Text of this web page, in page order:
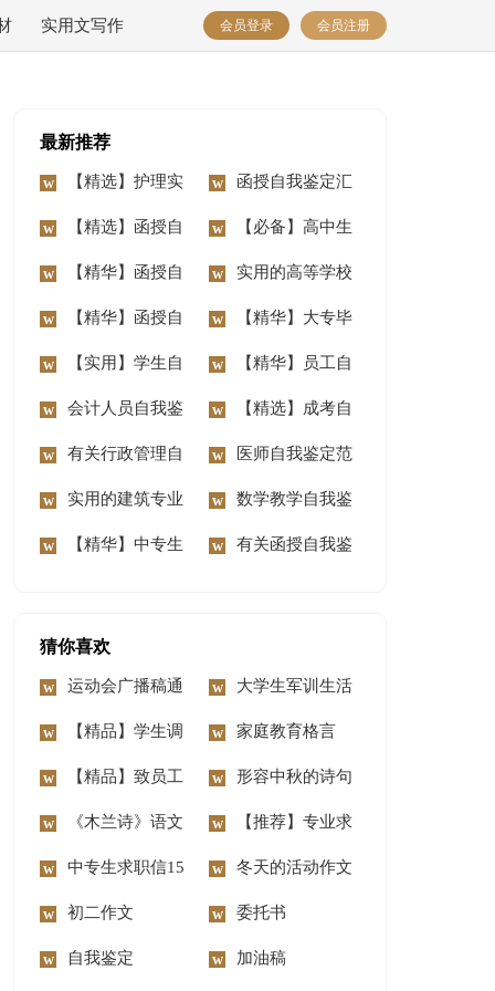
实用文写作 会员登录 会员注册
最新推荐
【精选】护理实
习生自我鉴定4篇
函授自我鉴定汇
总八篇
【精选】函授自
我鉴定范文汇总5篇
【必备】高中生
自我鉴定锦集七篇
【精华】函授自
我鉴定汇总9篇
实用的高等学校
毕业生登记表自我鉴
定汇编6篇
【精华】函授自
我鉴定汇总5篇
【精华】大专毕
业生的自我鉴定三篇
【实用】学生自
我鉴定汇总7篇
【精华】员工自
我鉴定模板8篇
会计人员自我鉴
定
【精选】成考自
我鉴定4篇
有关行政管理自
我鉴定合集7篇
医师自我鉴定范
文集合10篇
实用的建筑专业
自我鉴定3篇
数学教学自我鉴
定
【精华】中专生 有关函授自我鉴
猜你喜欢
运动会广播稿通
用15篇
大学生军训生活
心得体会
【精品】学生调
查报告集合六篇
家庭教育格言
【精品】致员工
家属的慰问信3篇
形容中秋的诗句
《木兰诗》语文
教案
【推荐】专业求
职信模板合集六篇
中专生求职信15
篇
冬天的活动作文
初二作文 委托书
自我鉴定 加油稿